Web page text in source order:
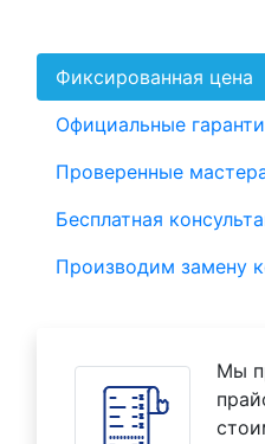
Фиксированная цена
Официальные
Проверенные
Бесплатная
Производим замену
Мы